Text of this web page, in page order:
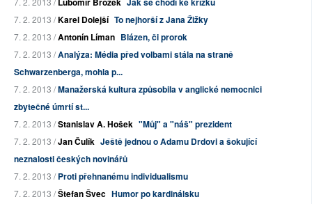
7. 2. 2013 /Karel Dolejší To nejhorší z Jana Žižky
7. 2. 2013 /Antonín Líman Blázen, či prorok
7. 2. 2013 /Analýza: Média před volbami stála na straně
Schwarzenberga, mohla p...
7. 2. 2013 /Manažerská kultura způsobila v anglické nemocnici
zbytečné úmrtí st...
7. 2. 2013 /Stanislav A. Hošek "Můj" a "náš" prezident
7. 2. 2013 /Jan Čulík Ještě jednou o Adamu Drdovi a šokující
neznalosti českých novinářů
7. 2. 2013 /Proti přehnanému individualismu
7. 2. 2013 /Štefan Švec Humor po kardinálsku